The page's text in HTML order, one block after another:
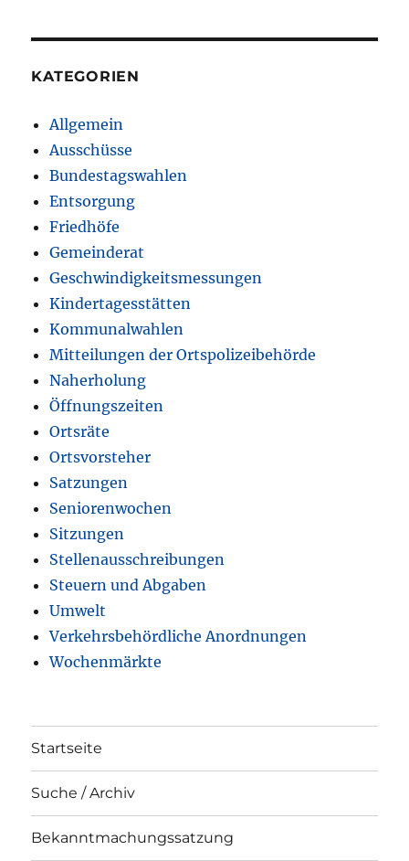
KATEGORIEN
Allgemein
Ausschüsse
Bundestagswahlen
Entsorgung
Friedhöfe
Gemeinderat
Geschwindigkeitsmessungen
Kindertagesstätten
Kommunalwahlen
Mitteilungen der Ortspolizeibehörde
Naherholung
Öffnungszeiten
Ortsräte
Ortsvorsteher
Satzungen
Seniorenwochen
Sitzungen
Stellenausschreibungen
Steuern und Abgaben
Umwelt
Verkehrsbehördliche Anordnungen
Wochenmärkte
Startseite
Suche / Archiv
Bekanntmachungssatzung